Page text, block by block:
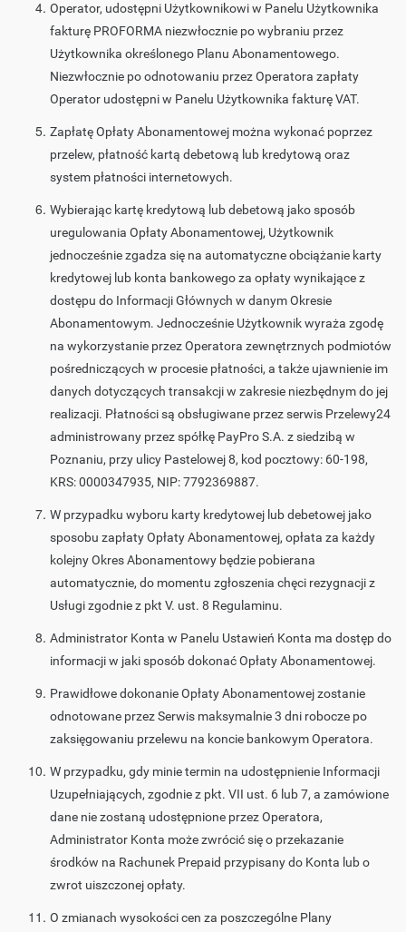
Operator, udostępni Użytkownikowi w Panelu Użytkownika
fakturę PROFORMA niezwłocznie po wybraniu przez
Użytkownika określonego Planu Abonamentowego.
Niezwłocznie po odnotowaniu przez Operatora zapłaty
Operator udostępni w Panelu Użytkownika fakturę VAT.
Zapłatę Opłaty Abonamentowej można wykonać poprzez
przelew, płatność kartą debetową lub kredytową oraz
system płatności internetowych.
Wybierając kartę kredytową lub debetową jako sposób
uregulowania Opłaty Abonamentowej, Użytkownik
jednocześnie zgadza się na automatyczne obciążanie karty
kredytowej lub konta bankowego za opłaty wynikające z
dostępu do Informacji Głównych w danym Okresie
Abonamentowym. Jednocześnie Użytkownik wyraża zgodę
na wykorzystanie przez Operatora zewnętrznych podmiotów
pośredniczących w procesie płatności, a także ujawnienie im
danych dotyczących transakcji w zakresie niezbędnym do jej
realizacji. Płatności są obsługiwane przez serwis Przelewy24
administrowany przez spółkę PayPro S.A. z siedzibą w
Poznaniu, przy ulicy Pastelowej 8, kod pocztowy: 60-198,
KRS: 0000347935, NIP: 7792369887.
W przypadku wyboru karty kredytowej lub debetowej jako
sposobu zapłaty Opłaty Abonamentowej, opłata za każdy
kolejny Okres Abonamentowy będzie pobierana
automatycznie, do momentu zgłoszenia chęci rezygnacji z
Usługi zgodnie z pkt V. ust. 8 Regulaminu.
Administrator Konta w Panelu Ustawień Konta ma dostęp do
informacji w jaki sposób dokonać Opłaty Abonamentowej.
Prawidłowe dokonanie Opłaty Abonamentowej zostanie
odnotowane przez Serwis maksymalnie 3 dni robocze po
zaksięgowaniu przelewu na koncie bankowym Operatora.
W przypadku, gdy minie termin na udostępnienie Informacji
Uzupełniających, zgodnie z pkt. VII ust. 6 lub 7, a zamówione
dane nie zostaną udostępnione przez Operatora,
Administrator Konta może zwrócić się o przekazanie
środków na Rachunek Prepaid przypisany do Konta lub o
zwrot uiszczonej opłaty.
O zmianach wysokości cen za poszczególne Plany